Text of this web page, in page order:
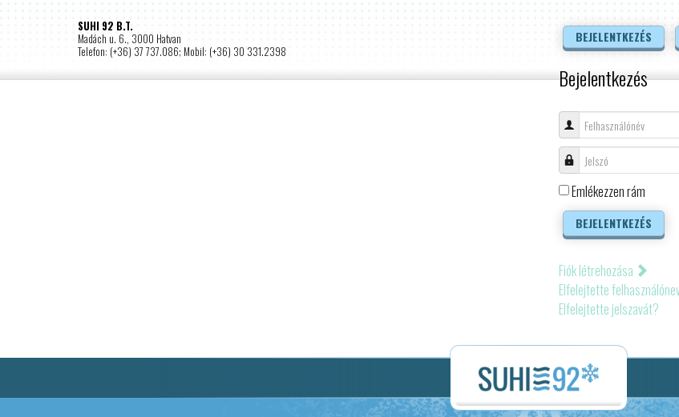
SUHI 92 B.T.
Madách u. 6., 3000 Hatvan
Telefon: (+36) 37 737.086; Mobil: (+36) 30 331.2398
BEJELENTKEZÉS
Bejelentkezés
Felhasználónév
Jelszó
Emlékezzen rám
BEJELENTKEZÉS
Fiók létrehozása
Elfelejtette
Elfelejtette jelszavát?